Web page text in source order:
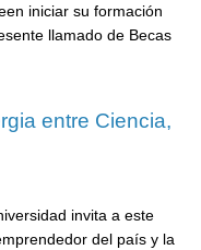
iniciar su formación
llamado de Becas
entre Ciencia,
invita a este
del país y la